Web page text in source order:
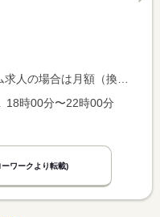
ート求人の場合は時間額を表示しています。
18時00分〜22時00分
ーワークより転載)